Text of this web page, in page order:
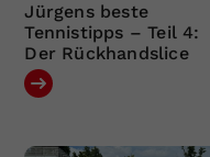
Jürgens beste
Tennistipps – Teil 4:
Der Rückhandslice